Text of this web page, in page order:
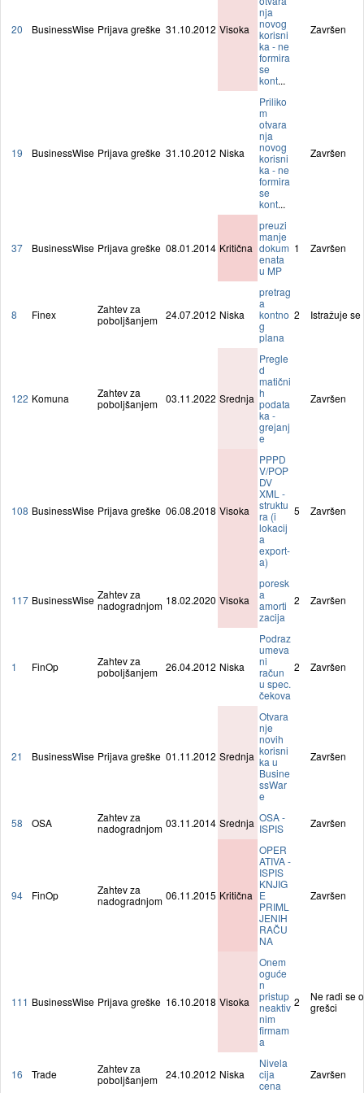
20 BusinessWise Prijava greške 31.10.2012 Visoka
nja
novog
korisni
ka - ne
formira
se
kont...
Završen
19 BusinessWise Prijava greške 31.10.2012 Niska
Priliko
m
otvara
nja
novog
korisni
ka - ne
formira
se
kont...
Završen
37 BusinessWise Prijava greške 08.01.2014 Kritična
preuzi
manje
dokum
enata
u MP
1 Završen
8 Finex
Zahtev za
poboljšanjem 24.07.2012 Niska
pretrag
a
kontno
g
plana
2 Istražuje se
122 Komuna
Zahtev za
poboljšanjem 03.11.2022 Srednja
Pregle
d
matični
h
podata
ka -
grejanj
e
Završen
108 BusinessWise Prijava greške 06.08.2018 Visoka
PPPD
V/POP
DV
XML -
struktu
ra (i
lokacij
a
export-
a)
5 Završen
117 BusinessWise Zahtev za
nadogradnjom 18.02.2020 Visoka
poresk
a
amorti
zacija
2 Završen
1 FinOp
Zahtev za
poboljšanjem 26.04.2012 Niska
Podraz
umeva
ni
račun
u spec.
čekova
2 Završen
21 BusinessWise Prijava greške 01.11.2012 Srednja
Otvara
nje
novih
korisni
ka u
Busine
ssWar
e
Završen
58 OSA
Zahtev za
nadogradnjom 03.11.2014 Srednja OSA -
ISPIS
Završen
94 FinOp
Zahtev za
nadogradnjom 06.11.2015 Kritična
OPER
ATIVA -
ISPIS
KNJIG
E
PRIML
JENIH
RAČU
NA
Završen
111 BusinessWise Prijava greške 16.10.2018 Visoka
Onem
oguće
n
pristup
neaktiv
nim
firmam
a
2
Ne radi se o
grešci
16 Trade
Zahtev za
poboljšanjem 24.10.2012 Niska
Nivela
cija
cena
Završen